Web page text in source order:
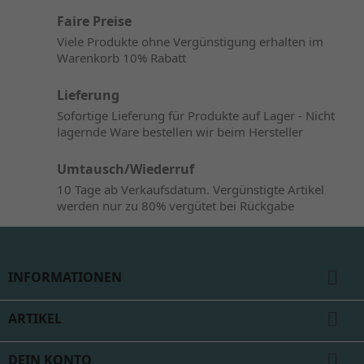
Faire Preise
Viele Produkte ohne Vergünstigung erhalten im
Warenkorb 10% Rabatt
Lieferung
Sofortige Lieferung für Produkte auf Lager - Nicht
lagernde Ware bestellen wir beim Hersteller
Umtausch/Wiederruf
10 Tage ab Verkaufsdatum. Vergünstigte Artikel
werden nur zu 80% vergütet bei Rückgabe
INFORMATIONEN
ARTIKEL
DEIN KONTO